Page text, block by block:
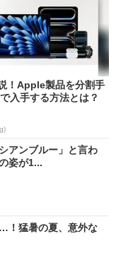
！Apple製品を分割手
入手する方法とは？
アンブルー」と言わ
姿が1...
！猛暑の夏、意外な